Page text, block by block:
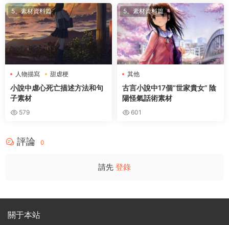
5、素材資料篇
人物描寫 甜虐梗
小說中虐心死亡描述方法和句
子素材
579
5、素材資料篇
其他
古言小說中17個“世家貴女” 陰
陽怪氣話術素材
601
評論 0
請先 登錄
關于本站